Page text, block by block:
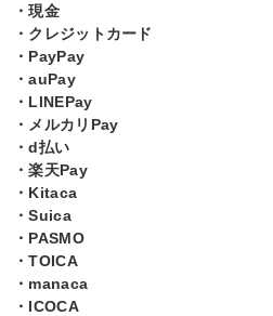
・現金
・クレジットカード
・PayPay
・auPay
・LINEPay
・メルカリPay
・d払い
・楽天Pay
・Kitaca
・Suica
・PASMO
・TOICA
・manaca
・ICOCA